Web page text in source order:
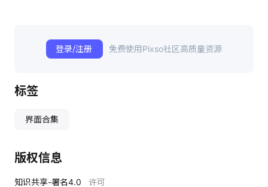
登录/注册 免费使用Pixso社区高质量资源
标签
界面合集
版权信息
知识共享-署名4.0 许可